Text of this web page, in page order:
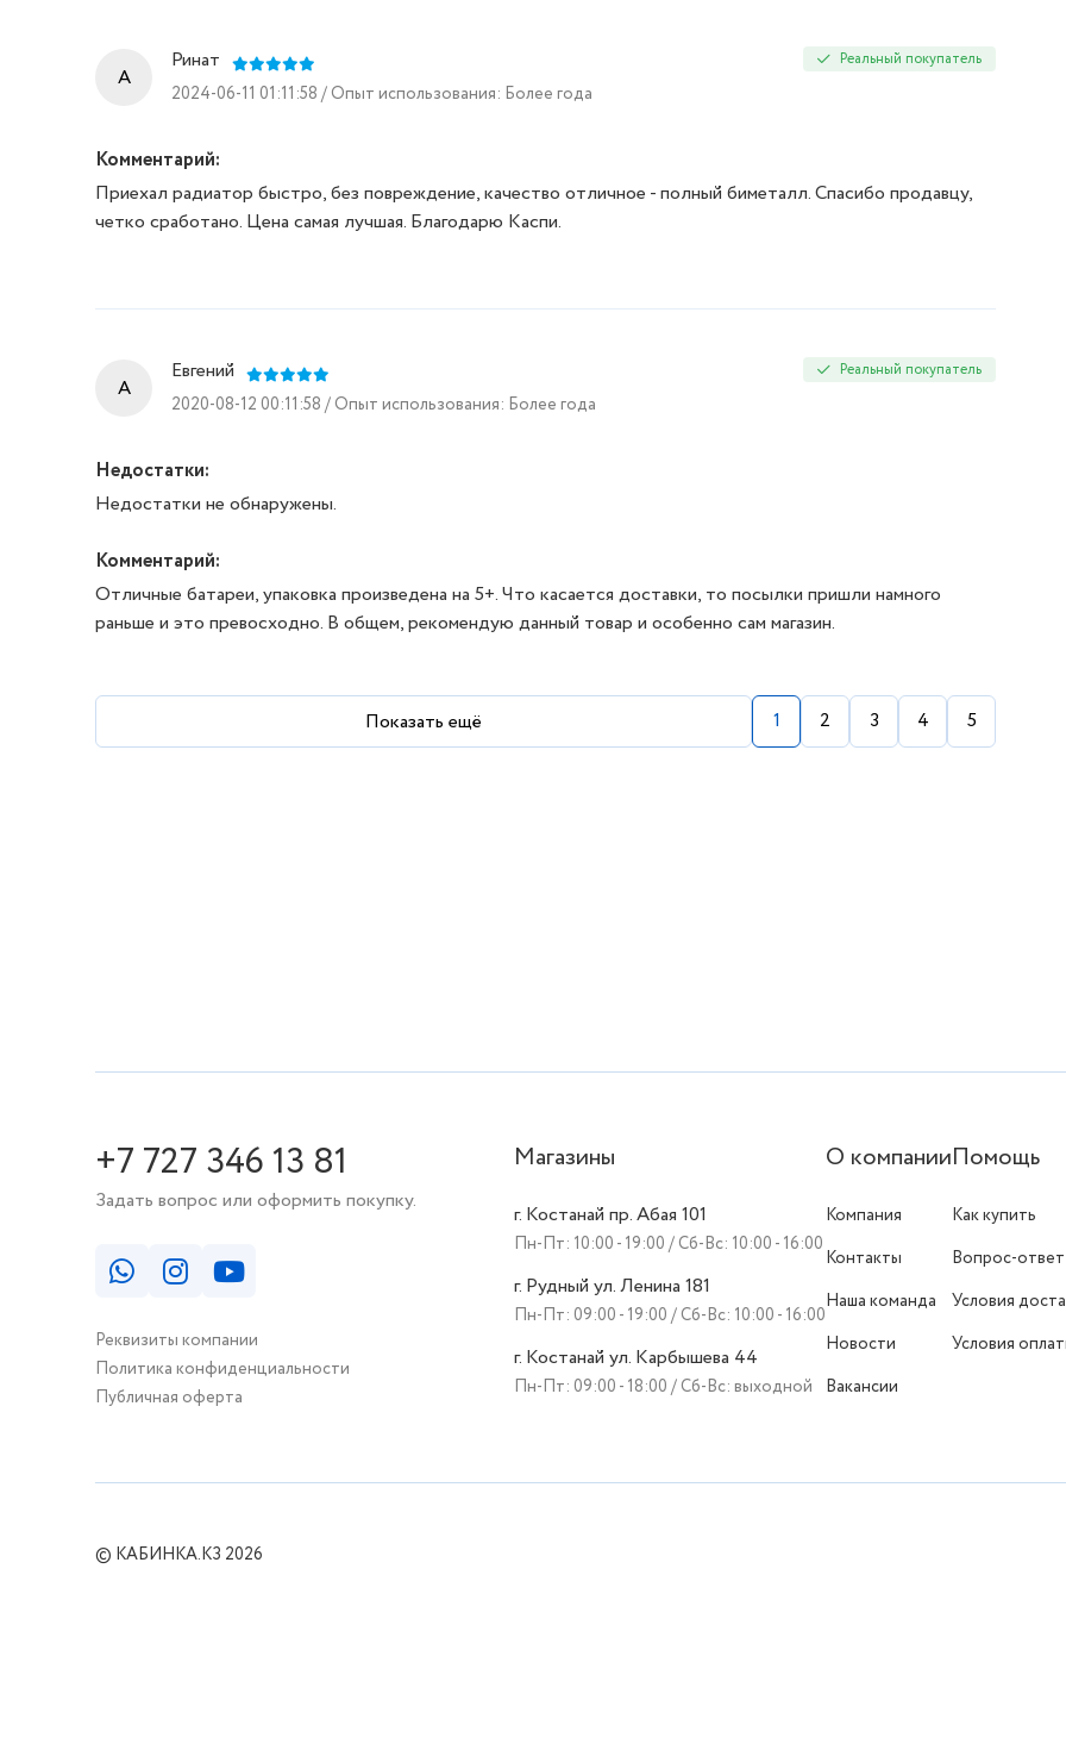
A
Ринат
2024-06-11 01:11:58 / Опыт использования: Более года
Реальный покупатель
Комментарий:
Приехал радиатор быстро, без повреждение, качество отличное - полный биметалл. Спасибо продавцу,
четко сработано. Цена самая лучшая. Благодарю Каспи.
A
Евгений
2020-08-12 00:11:58 / Опыт использования: Более года
Реальный покупатель
Недостатки:
Недостатки не обнаружены.
Комментарий:
Отличные батареи, упаковка произведена на 5+. Что касается доставки, то посылки пришли намного
раньше и это превосходно. В общем, рекомендую данный товар и особенно сам магазин.
Показать ещё 1 2 3 4 5
+7 727 346 13 81
Задать вопрос или оформить покупку.
Реквизиты компании
Политика конфиденциальности
Публичная оферта
Магазины
г. Костанай пр. Абая 101
Пн-Пт: 10:00 - 19:00 / Сб-Вс: 10:00 - 16:00
г. Рудный ул. Ленина 181
Пн-Пт: 09:00 - 19:00 / Сб-Вс: 10:00 - 16:00
г. Костанай ул. Карбышева 44
Пн-Пт: 09:00 - 18:00 / Сб-Вс: выходной
О компании
Компания
Контакты
Наша команда
Новости
Вакансии
Помощь
Как купить
Вопрос-ответ
Условия
Условия
© КАБИНКА.КЗ 2026